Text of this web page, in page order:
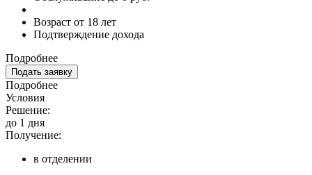
Возраст от 18 лет
Подтверждение дохода
Подробнее
Подать заявку
Подробнее
Условия
Решение:
до 1 дня
Получение:
в отделении